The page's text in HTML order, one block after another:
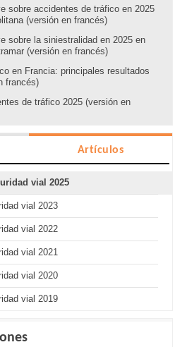
sobre accidentes de tráfico en 2025
(versión en francés)
sobre la siniestralidad en 2025 en
(versión en francés)
en Francia: principales resultados
francés)
de tráfico 2025 (versión en
Artículos
vial 2025
vial 2023
vial 2022
vial 2021
vial 2020
vial 2019